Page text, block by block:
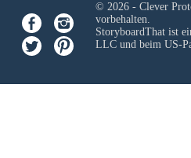
© 2026 - Clever
vorbehalten.
StoryboardThat ist
LLCund beim US-